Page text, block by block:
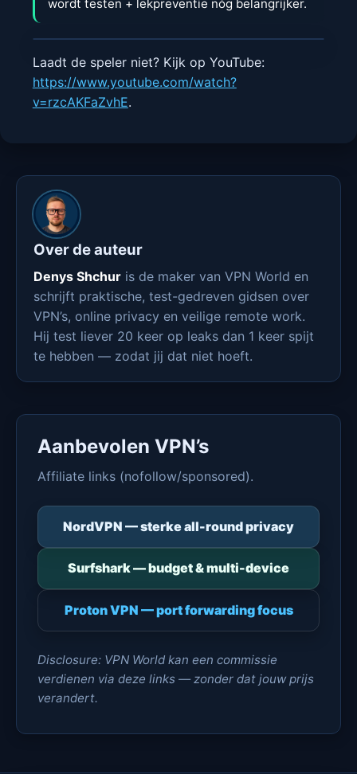
wordt testen + lekpreventie nóg belangrijker.
Laadt de speler niet? Kijk op YouTube:
https://www.youtube.com/watch?
v=rzcAKFaZvhE.
Over de auteur
Denys Shchuris de maker van VPN World en
schrijft praktische, test-gedreven gidsen over
VPN’s, online privacy en veilige remote work.
Hij test liever 20 keer op leaks dan 1 keer spijt
te hebben — zodat jij dat niet hoeft.
Aanbevolen VPN’s
Affiliate links (nofollow/sponsored).
NordVPN — sterke all-round privacy
Surfshark — budget & multi-device
Proton VPN — port forwarding focus
Disclosure: VPN World kan een commissie
verdienen via deze links — zonder dat jouw prijs
verandert.